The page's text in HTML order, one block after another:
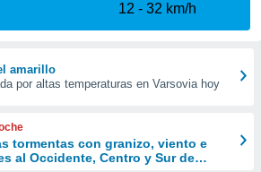
12
32 km/h
amarillo
por altas temperaturas en Varsovia hoy
tormentas con granizo, viento e
al Occidente, Centro y Sur de